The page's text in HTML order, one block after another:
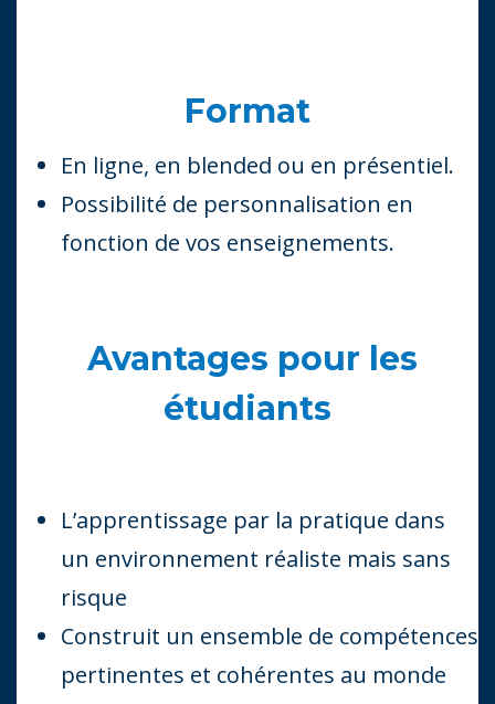
Format
En ligne, en blended ou en présentiel.
Possibilité de personnalisation en
fonction de vos enseignements.
Avantages pour les
étudiants
L’apprentissage par la pratique dans
un environnement réaliste mais sans
risque
Construit un ensemble de compétences
pertinentes et cohérentes au monde